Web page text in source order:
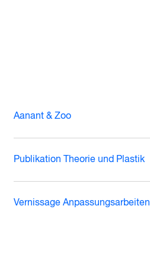
Aanant & Zoo
Publikation Theorie und Plastik
Vernissage Anpassungsarbeiten